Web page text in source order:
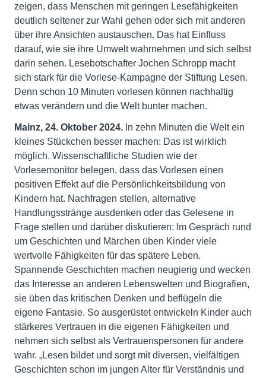
zeigen, dass Menschen mit geringen Lesefähigkeiten
deutlich seltener zur Wahl gehen oder sich mit anderen
über ihre Ansichten austauschen. Das hat Einfluss
darauf, wie sie ihre Umwelt wahrnehmen und sich selbst
darin sehen. Lesebotschafter Jochen Schropp macht
sich stark für die Vorlese-Kampagne der Stiftung Lesen.
Denn schon 10 Minuten vorlesen können nachhaltig
etwas verändern und die Welt bunter machen.
Mainz, 24. Oktober 2024. In zehn Minuten die Welt ein
kleines Stückchen besser machen: Das ist wirklich
möglich. Wissenschaftliche Studien wie der
Vorlesemonitor belegen, dass das Vorlesen einen
positiven Effekt auf die Persönlichkeitsbildung von
Kindern hat. Nachfragen stellen, alternative
Handlungsstränge ausdenken oder das Gelesene in
Frage stellen und darüber diskutieren: Im Gespräch rund
um Geschichten und Märchen üben Kinder viele
wertvolle Fähigkeiten für das spätere Leben.
Spannende Geschichten machen neugierig und wecken
das Interesse an anderen Lebenswelten und Biografien,
sie üben das kritischen Denken und beflügeln die
eigene Fantasie. So ausgerüstet entwickeln Kinder auch
stärkeres Vertrauen in die eigenen Fähigkeiten und
nehmen sich selbst als Vertrauenspersonen für andere
wahr. „Lesen bildet und sorgt mit diversen, vielfältigen
Geschichten schon im jungen Alter für Verständnis und